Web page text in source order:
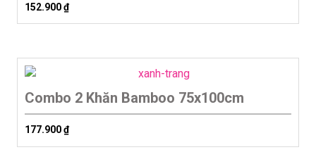
152.900₫
Combo 2 Khăn Bamboo 75x100cm
177.900₫